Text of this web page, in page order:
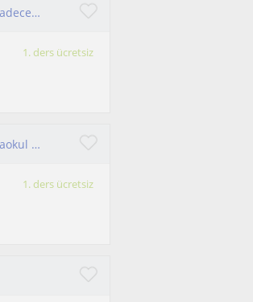
Yks mezun veya 12.sınıf.30 yıllık tecrübeli biyoloji ögretmeninden sadece zoom üzerinden, derece isteyen ögrenciler tercihimdir
1. ders ücretsiz
Genetik ve biyomühendisim. biyoloji, İngilizce, Arapça ilkokul ve ortaokul öğrencilerine ders ve ödev desteği veriyorum.
1. ders ücretsiz